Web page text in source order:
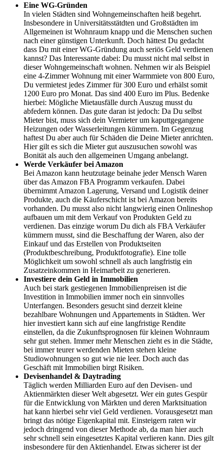
Eine WG-Gründen
In vielen Städten sind Wohngemeinschaften heiß begehrt.
Insbesondere in Universitätsstätdten und Großstädten im
Allgemeinen ist Wohnraum knapp und die Menschen suchen
nach einer günstigen Unterkunft. Doch hättest Du gedacht
dass Du mit einer WG-Gründung auch seriös Geld verdienen
kannst? Das Interessante dabei: Du musst nicht mal selbst in
dieser Wohngemeinschaft wohnen. Nehmen wir als Beispiel
eine 4-Zimmer Wohnung mit einer Warmmiete von 800 Euro,
Du vermietest jedes Zimmer für 300 Euro und erhälst somit
1200 Euro pro Monat. Das sind 400 Euro im Plus. Bedenke
hierbei: Mögliche Mietausfälle durch Auszug musst du
abfedern können. Das gute daran ist jedoch: Da Du selbst
Mieter bist, muss sich dein Vermieter um kaputtgegangene
Heizungen oder Wasserleitungen kümmern. Im Gegenzug
haftest Du aber auch für Schäden die Deine Mieter anrichten.
Hier gilt es sich die Mieter gut auszusuchen sowohl was
Bonität als auch den allgemeinen Umgang anbelangt.
Werde Verkäufer bei Amazon
Bei Amazon kann heutzutage beinahe jeder Mensch Waren
über das Amazon FBA Programm verkaufen. Dabei
übernimmt Amazon Lagerung, Versand und Logistik deiner
Produkte, auch die Käuferschicht ist bei Amazon bereits
vorhanden. Du musst also nicht langwierig einen Onlineshop
aufbauen um mit dem Verkauf von Produkten Geld zu
verdienen. Das einzige worum Du dich als FBA Verkäufer
kümmern musst, sind die Beschaffung der Waren, also der
Einkauf und das Erstellen von Produktseiten
(Produktbeschreibung, Produktfotografie). Eine tolle
Möglichkeit um sowohl schnell als auch langfristig ein
Zusatzeinkommen in Heimarbeit zu generieren.
Investiere dein Geld in Immobilien
Auch bei stark gestiegenen Immobilienpreisen ist die
Investition in Immobilien immer noch ein sinnvolles
Unterfangen. Besonders gesucht sind derzeit kleine
bezahlbare Wohnungen und Appartements in Städten. Wer
hier investiert kann sich auf eine langfristige Rendite
einstellen, da die Zukunftsprognosen für kleinen Wohnraum
sehr gut stehen. Immer mehr Menschen zieht es in die Städte,
bei immer teurer werdenden Mieten stehen kleine
Studiowohnungen so gut wie nie leer. Doch auch das
Geschäft mit Immobilien birgt Risiken.
Devisenhandel & Daytrading
Täglich werden Milliarden Euro auf den Devisen- und
Aktienmärkten dieser Welt abgesetzt. Wer ein gutes Gespür
für die Entwicklung von Märkten und deren Marktsituation
hat kann hierbei sehr viel Geld verdienen. Vorausgesetzt man
bringt das nötige Eigenkapital mit. Einsteigern raten wir
jedoch dringend von dieser Methode ab, da man hier auch
sehr schnell sein eingesetztes Kapital verlieren kann. Dies gilt
insbesondere für den Aktienhandel. Etwas sicherer ist der